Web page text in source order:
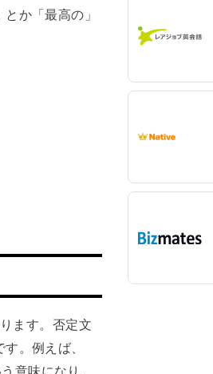
か「最高の」
ます。否定文
。例えば、
意味になり、